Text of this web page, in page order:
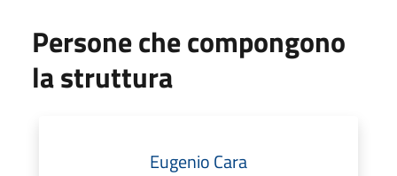
Persone che compongono
la struttura
Eugenio Cara